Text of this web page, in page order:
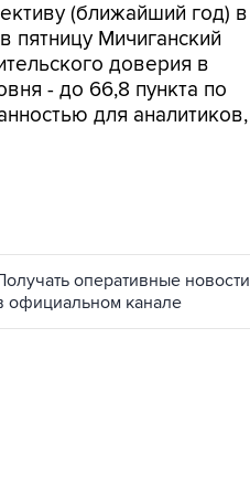
(ближайший год) в
пятницу Мичиганский
доверия в
- до 66,8 пункта по
для аналитиков,
оперативные новости
официальном канале